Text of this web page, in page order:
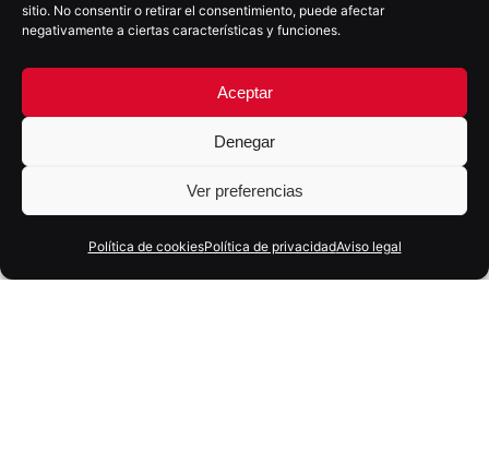
sitio. No consentir o retirar el consentimiento, puede afectar
negativamente a ciertas características y funciones.
Aceptar
Denegar
Ver preferencias
Política de cookiesPolítica de privacidadAviso legal